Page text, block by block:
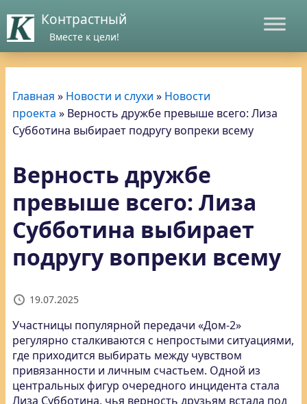
Контрастный
Вместе к цели!
Главная » Новости и слухи » Новости
проекта » Верность дружбе превыше всего: Лиза
Субботина выбирает подругу вопреки всему
Верность дружбе
превыше всего: Лиза
Субботина выбирает
подругу вопреки всему
19.07.2025
Участницы популярной передачи «Дом-2»
регулярно сталкиваются с непростыми ситуациями,
где приходится выбирать между чувством
привязанности и личным счастьем. Одной из
центральных фигур очередного инцидента стала
Лиза Субботина, чья верность друзьям встала под